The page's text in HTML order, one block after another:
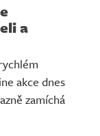
a
akce dnes
zamíchá